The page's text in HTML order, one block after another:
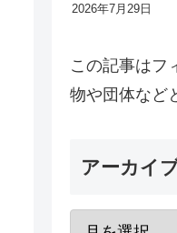
2026年7月29日
この記事はフ
物や団体など
アーカイ